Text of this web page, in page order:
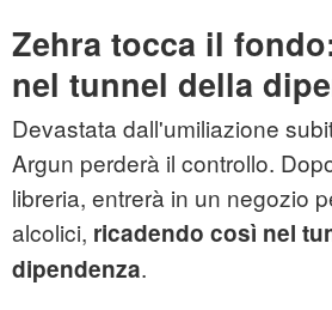
Zehra tocca il
nel tunnel della
Devastata dall'umiliazione
Argun perderà il controllo.
libreria, entrerà in un negozio
alcolici, ricadendo così nel
dipendenza.